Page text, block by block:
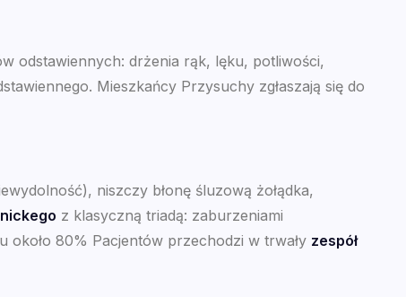
odstawiennych: drżenia rąk, lęku, potliwości,
Mieszkańcy Przysuchy zgłaszają się do
niszczy błonę śluzową żołądka,
z klasyczną triadą: zaburzeniami
około 80% Pacjentów przechodzi w trwały zespół